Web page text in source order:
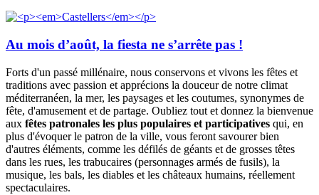
Au mois d’août, la fiesta ne s’arrête pas !
Forts d'un passé millénaire, nous conservons et vivons les fêtes et
traditions avec passion et apprécions la douceur de notre climat
méditerranéen, la mer, les paysages et les coutumes, synonymes de
fête, d'amusement et de partage. Oubliez tout et donnez la bienvenue
aux fêtes patronales les plus populaires et participatives qui, en
plus d'évoquer le patron de la ville, vous feront savourer bien
d'autres éléments, comme les défilés de géants et de grosses têtes
dans les rues, les trabucaires (personnages armés de fusils), la
musique, les bals, les diables et les châteaux humains, réellement
spectaculaires.